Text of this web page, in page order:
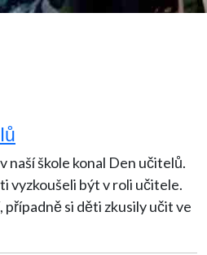
naší škole konal Den učitelů.
vyzkoušeli být v roli učitele.
případně si děti zkusily učit ve